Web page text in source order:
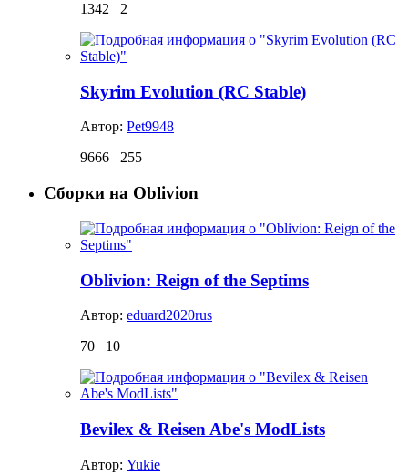
1342
2
Skyrim Evolution (RC Stable)
Автор: Pet9948
9666
255
Сборки на Oblivion
Oblivion: Reign of the Septims
Автор: eduard2020rus
70
10
Bevilex & Reisen Abe's ModLists
Автор: Yukie